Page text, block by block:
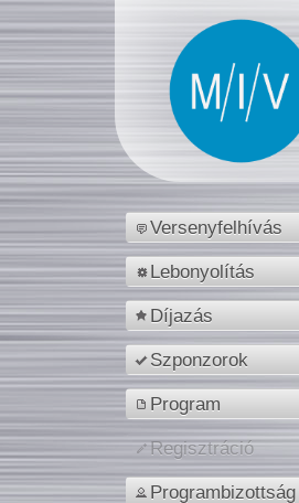
Versenyfelhívás
Lebonyolítás
Díjazás
Szponzorok
Program
Regisztráció
Programbizottság